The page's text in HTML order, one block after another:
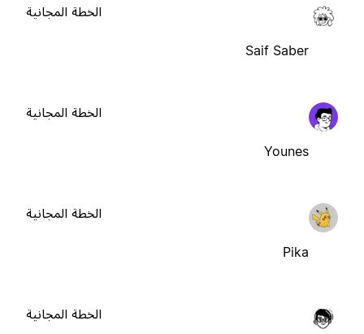
Saif Saber
الخطة المجانية
Younes
الخطة المجانية
Pika
الخطة المجانية
الخطة المجانية